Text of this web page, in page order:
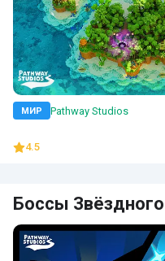
МИР Pathway Studios
4.5
Боссы